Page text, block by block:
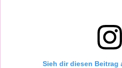
Sieh dir diesen Beitrag